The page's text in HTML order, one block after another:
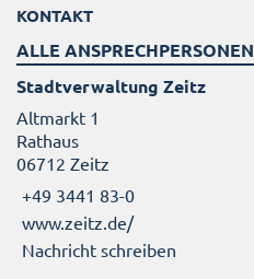
KONTAKT
ALLE ANSPRECHPERSONEN
Stadtverwaltung Zeitz
Altmarkt 1
Rathaus
06712 Zeitz
+49 3441 83-0
www.zeitz.de/
Nachricht schreiben